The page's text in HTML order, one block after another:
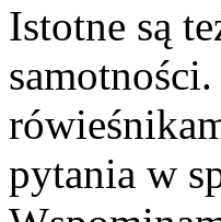
Istotne są
pytania w